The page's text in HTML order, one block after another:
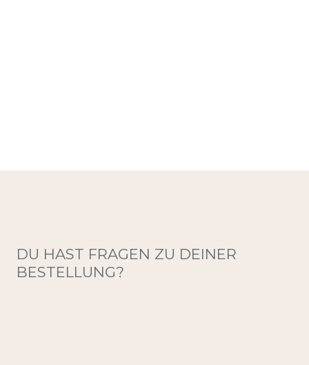
DU HAST FRAGEN ZU DEINER
BESTELLUNG?